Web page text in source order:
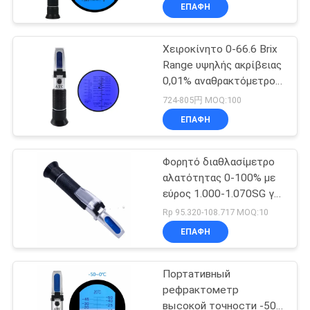
ΠΟΙΟΤΙΚΌΣ
ΈΛΕΓΧΟΣ
ΕΠΑΦΉ
ΝΈΑ
ΠΕΡΙΠΤΏΣΕΙΣ
SITEMAP
μετρητής
ποιότητας νερού
68
Ψηφιακός
μετρητής pH
ΕΠΑΦΉ
Χειροκίνητο 0-66.6 Brix
Range υψηλής ακρίβειας
0,01% αναθρακτόμετρος
για δοκιμή αιθυλενίου
και προπυλενίου
γλυκόλης
724-805円 MOQ:100
ΕΠΑΦΉ
Φορητό διαθλασίμετρο
αλατότητας 0-100% με
εύρος 1.000-1.070SG για
δοκιμές ενυδρείου και
θαλασσινού νερού
Rp 95.320-108.717 MOQ:10
ΕΠΑΦΉ
Портативный
рефрактометр
высокой точности -50 -